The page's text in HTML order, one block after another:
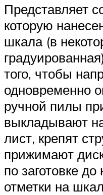
Представляет
которую
шкала (в
того, чтобы
одновременно
ручной пилы
выкладывают
лист, крепят
прижимают
по заготовке
отметки на